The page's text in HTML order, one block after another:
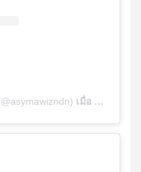
เมื่อ ธ.ค. 17,